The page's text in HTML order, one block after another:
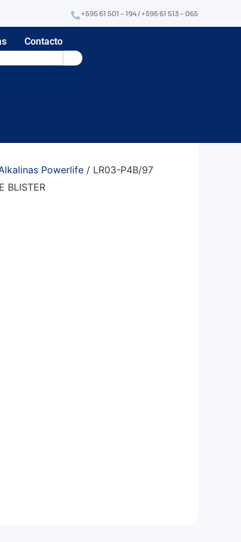
+595 61 501 – 194 / +595 61 513 – 065
Contacto
Powerlife / LR03-P4B/97
BLISTER